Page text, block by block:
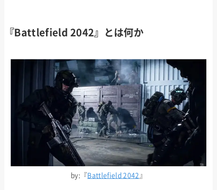
『Battlefield 2042』とは何か
by:『Battlefield 2042 』